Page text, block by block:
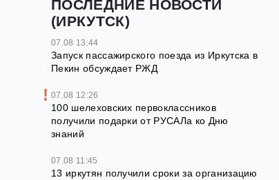
ПОСЛЕДНИЕ НОВОСТИ
(ИРКУТСК)
07.08 13:44
Запуск пассажирского поезда из Иркутска в
Пекин обсуждает РЖД
07.08 12:26
100 шелеховских первоклассников
получили подарки от РУСАЛа ко Дню
знаний
07.08 11:45
13 иркутян получили сроки за организацию